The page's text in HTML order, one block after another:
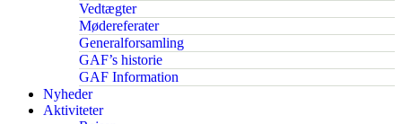
Vedtægter
Mødereferater
Generalforsamling
GAF’s historie
GAF Information
Nyheder
Aktiviteter